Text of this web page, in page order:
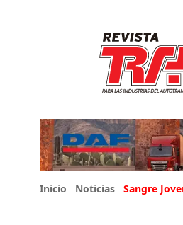
Inicio Noticias Sangre